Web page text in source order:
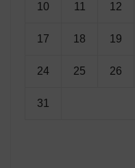
10 11 12
17 18 19
24 25 26
31